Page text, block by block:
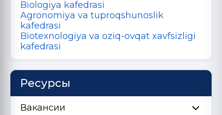
Biologiya kafedrasi
Agronomiya va tuproqshunoslik
kafedrasi
Biotexnologiya va oziq-ovqat xavfsizligi
kafedrasi
Ресурсы
Вакансии